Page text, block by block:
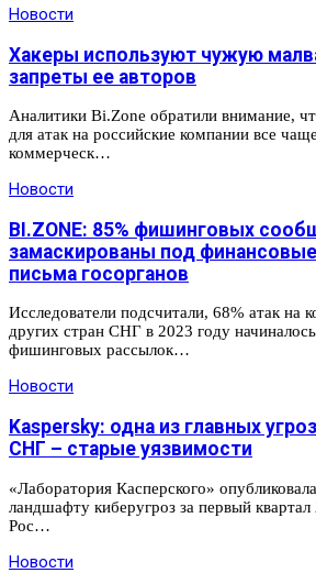
Новости
Хакеры используют чужую
запреты ее авторов
Аналитики Bi.Zone обратили внимание,
для атак на российские компании все
коммерческ…
Новости
BI.ZONE: 85% фишинговых
замаскированы под
письма госорганов
Исследователи подсчитали, 68% атак на
других стран СНГ в 2023 году
фишинговых рассылок…
Новости
Kaspersky: одна из главных
СНГ – старые уязвимости
«Лаборатория Касперского»
ландшафту киберугроз за первый
Рос…
Новости